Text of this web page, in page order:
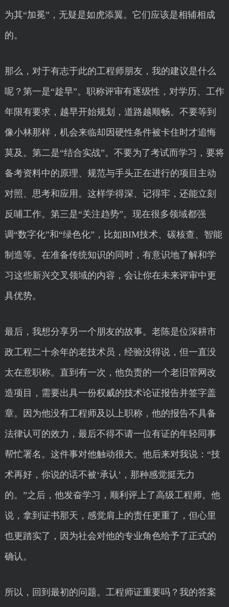
为其“加冕”，无疑是如虎添翼。它们应该是相辅相成
的。
那么，对于有志于此的工程师朋友，我的建议是什么
呢？第一是“趁早”。职称评审有逐级性，对学历、工作
年限有要求，越早开始规划，道路越顺畅。不要等到
像小林那样，机会来临却因硬性条件被卡住时才追悔
莫及。第二是“结合实战”。不要为了考试而学习，要将
备考资料中的原理、规范与手头正在进行的项目主动
对照、思考和应用。这样学得深、记得牢，还能立刻
反哺工作。第三是“关注趋势”。现在很多领域都强
调“数字化”和“绿色化”，比如BIM技术、碳核查、智能
制造等。在准备传统知识的同时，有意识地了解和学
习这些新兴交叉领域的内容，会让你在未来评审中更
具优势。
最后，我想分享另一个朋友的故事。老陈是位深耕市
政工程二十余年的老技术员，经验没得说，但一直没
太在意职称。直到有一次，他负责的一个老旧管网改
造项目，需要出具一份权威的技术论证报告并签字盖
章。因为他没有工程师及以上职称，他的报告不具备
法律认可的效力，最后不得不请一位有证的年轻同事
帮忙署名。这件事对他触动很大。他后来对我说：“技
术再好，你说的话不被‘承认’，那种感觉挺无力
的。”之后，他发奋学习，顺利评上了高级工程师。他
说，拿到证书那天，感觉肩上的责任更重了，但心里
也更踏实了，因为社会对他的专业角色给予了正式的
确认。
所以，回到最初的问题。工程师证重要吗？我的答案